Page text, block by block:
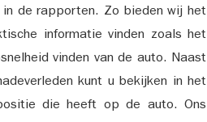
de rapporten. Zo bieden wij het
informatie vinden zoals het
vinden van de auto. Naast
kunt u bekijken in het
die heeft op de auto. Ons